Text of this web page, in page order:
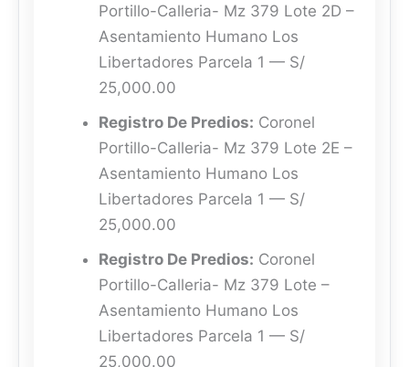
Portillo-Calleria- Mz 379 Lote 2D –
Asentamiento Humano Los
Libertadores Parcela 1 — S/
25,000.00
Registro De Predios: Coronel
Portillo-Calleria- Mz 379 Lote 2E –
Asentamiento Humano Los
Libertadores Parcela 1 — S/
25,000.00
Registro De Predios: Coronel
Portillo-Calleria- Mz 379 Lote –
Asentamiento Humano Los
Libertadores Parcela 1 — S/
25,000.00